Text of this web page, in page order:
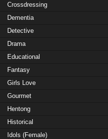
Crossdressing
Dementia
Detective
Drama
Educational
Fantasy
Girls Love
Gourmet
Hentong
Historical
Idols (Female)